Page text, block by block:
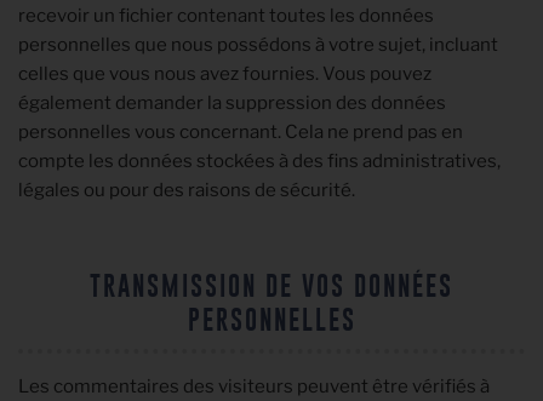
recevoir un fichier contenant toutes les données
personnelles que nous possédons à votre sujet, incluant
celles que vous nous avez fournies. Vous pouvez
également demander la suppression des données
personnelles vous concernant. Cela ne prend pas en
compte les données stockées à des fins administratives,
légales ou pour des raisons de sécurité.
TRANSMISSION DE VOS DONNÉES
PERSONNELLES
Les commentaires des visiteurs peuvent être vérifiés à